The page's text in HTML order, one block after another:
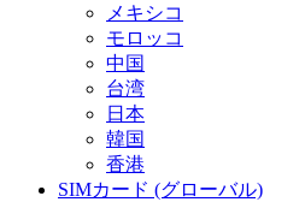
メキシコ
モロッコ
中国
台湾
日本
韓国
香港
SIMカード (グローバル)